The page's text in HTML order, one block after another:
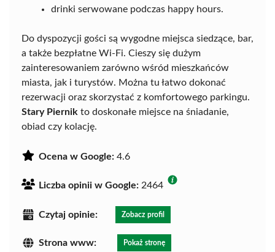
drinki serwowane podczas happy hours.
Do dyspozycji gości są wygodne miejsca siedzące, bar,
a także bezpłatne Wi-Fi. Cieszy się dużym
zainteresowaniem zarówno wśród mieszkańców
miasta, jak i turystów. Można tu łatwo dokonać
rezerwacji oraz skorzystać z komfortowego parkingu.
Stary Piernik to doskonałe miejsce na śniadanie,
obiad czy kolację.
Ocena w Google: 4.6
Liczba opinii w Google: 2464
Czytaj opinie: Zobacz profil
Strona www: Pokaż stronę